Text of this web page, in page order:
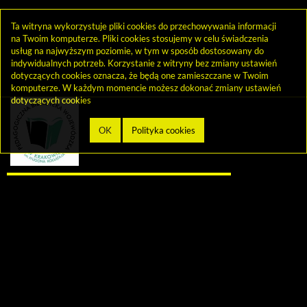
Ta witryna wykorzystuje pliki cookies do przechowywania informacji
na Twoim komputerze. Pliki cookies stosujemy w celu świadczenia
usług na najwyższym poziomie, w tym w sposób dostosowany do
indywidualnych potrzeb. Korzystanie z witryny bez zmiany ustawień
dotyczących cookies oznacza, że będą one zamieszczane w Twoim
komputerze. W każdym momencie możesz dokonać zmiany ustawień
dotyczących cookies